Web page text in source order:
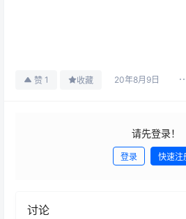
赞 1 收藏 20年8月9日
请先登录！
登录 快速注
讨论